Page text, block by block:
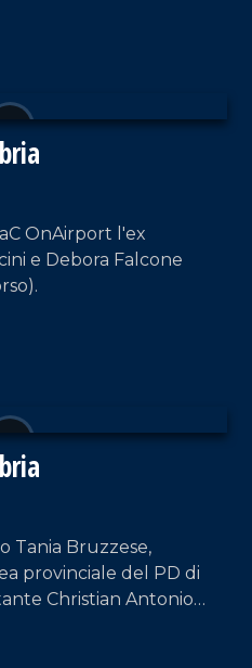
OnAirport l'ex
e Debora Falcone
Tania Bruzzese,
provinciale del PD di
Christian Antonio